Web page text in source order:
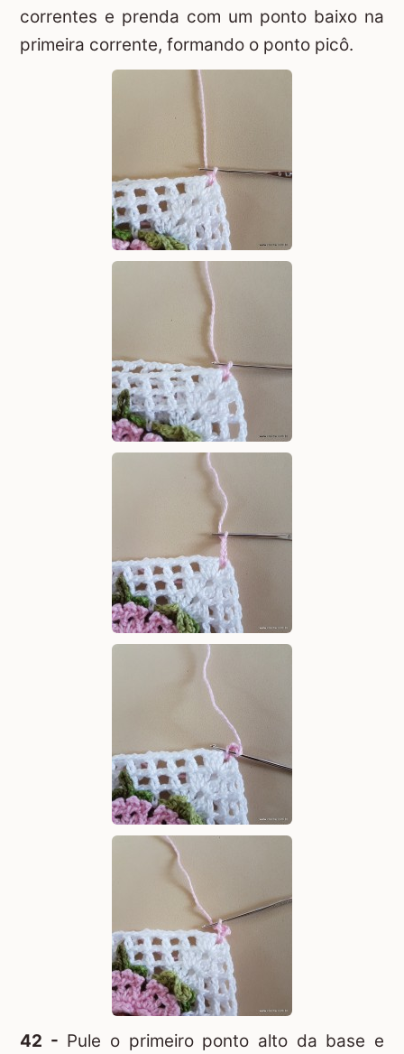
correntes e prenda com um ponto baixo na
primeira corrente, formando o ponto picô.
42 - Pule o primeiro ponto alto da base e